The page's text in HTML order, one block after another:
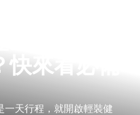
，該準備
來看必備
一天行程，就開啟輕裝健